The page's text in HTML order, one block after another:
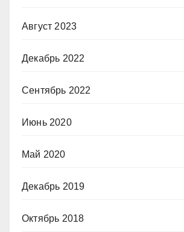
Август 2023
Декабрь 2022
Сентябрь 2022
Июнь 2020
Май 2020
Декабрь 2019
Октябрь 2018